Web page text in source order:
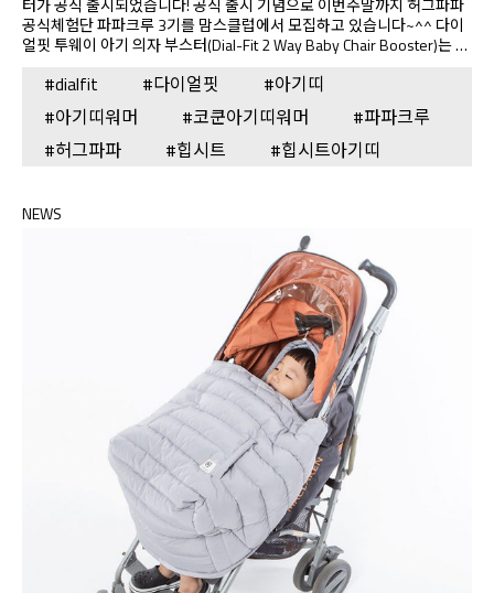
터가 공식 출시되었습니다! 공식 출시 기념으로 이번주말까지 허그파파
공식체험단 파파크루 3기를 맘스클럽에서 모집하고 있습니다~^^ 다이
얼핏 투웨이 아기 의자 부스터(Dial-Fit 2 Way Baby Chair Booster)는 다
와 하네스로 사용 가능한 혁신적인 제품입니다. 착용시 아기들도 다이얼
핏을 얼마나 재미있어 하는지 모른답니다~^^ 특히나 이번 체험단은 먼
저 출시된 다이얼핏 쓰리인원 힙시트 아기띠와 함께 진행되고 있어 마음
에 드는 다이얼핏 제품을 골라 체험을 신청하실 수 있어요!! 어서 이벤트
내용 확인하시고 체험단에 참여해보세요~~ 맘스클럽 이벤트 참여하러
#dialfit #다이얼핏
#아기띠
#아기띠워머
#코쿤아기띠워머
#파파크루
#허그파파
#힙시트 #힙시트아기띠
NEWS